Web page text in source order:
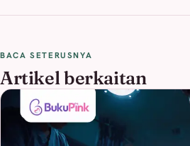
BACA SETERUSNYA
Artikel berkaitan